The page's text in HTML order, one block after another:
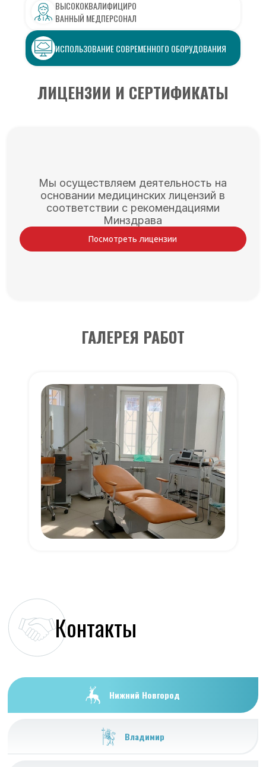
ВЫСОКОКВАЛИФИЦИРО
ВАННЫЙ МЕДПЕРСОНАЛ
ИСПОЛЬЗОВАНИЕ СОВРЕМЕННОГО ОБОРУДОВАНИЯ
ЛИЦЕНЗИИ И СЕРТИФИКАТЫ
Мы осуществляем деятельность на
основании медицинских лицензий в
соответствии с рекомендациями
Минздрава
Посмотреть лицензии
ГАЛЕРЕЯ РАБОТ
Контакты
Нижний Новгород
Владимир